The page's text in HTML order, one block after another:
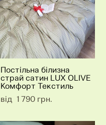
Постільна білизна
страй сатин LUX OLIVE
Комфорт Текстиль
від 1 790 грн.